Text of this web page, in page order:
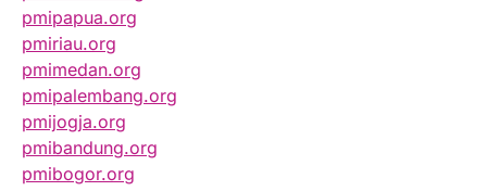
pmipapua.org
pmiriau.org
pmimedan.org
pmipalembang.org
pmijogja.org
pmibandung.org
pmibogor.org